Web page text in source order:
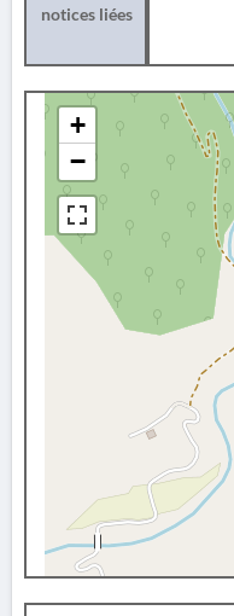
notices liées
+
−